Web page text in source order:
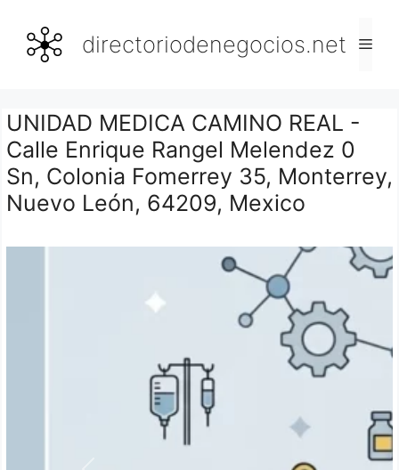
contenido
directoriodenegocios.net
UNIDAD MEDICA CAMINO REAL -
Calle Enrique Rangel Melendez 0
Sn, Colonia Fomerrey 35, Monterrey,
Nuevo León, 64209, Mexico